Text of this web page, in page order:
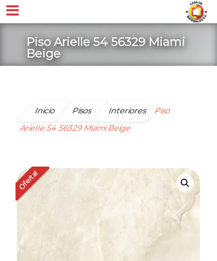
Piso Arielle 54 56329 Miami
Beige
Inicio Pisos Interiores
Piso
Arielle 54 56329 Miami Beige
Oferta!